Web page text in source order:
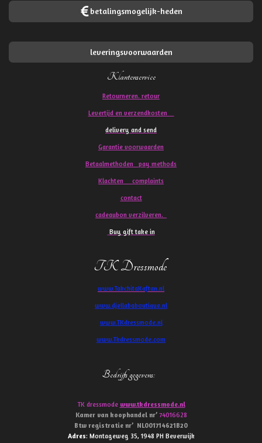
betalingsmogelijk-heden
leveringsvoorwaarden
Klantenservice
Retourneren. retour
Levertijd en verzendkosten
delivery and send
Garantie voorwaarden
Betaalmethoden pay methods
Klachten complaints
contact
cadeaubon verzilveren.
Buy gift take in
TK Dressmode
www.TakchitaKaftan.nl
www.djellababoutique.nl
www.TKdressmode.nl
www.Tkdressmode.com
Bedrijfs gegevens:
TK dressmode www.tkdressmode.nl
Kamer van koophandel nr’ 74016628
Btw registratie nr’ NL001714621B20
Adres: Montageweg 35, 1948 PH Beverwijk